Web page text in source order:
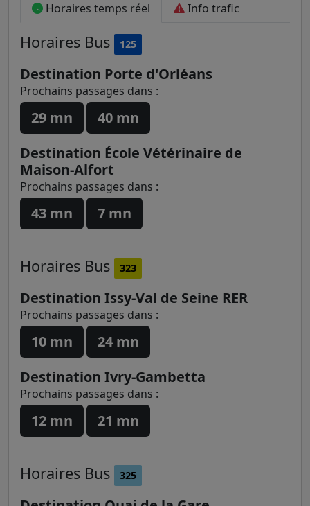
Horaires temps réel Info trafic
Horaires Bus 125
Destination Porte d'Orléans
Prochains passages dans :
29 mn
40 mn
Destination École Vétérinaire de
Maison-Alfort
Prochains passages dans :
43 mn 7 mn
Horaires Bus 323
Destination Issy-Val de Seine RER
Prochains passages dans :
10 mn
24 mn
Destination Ivry-Gambetta
Prochains passages dans :
12 mn 21 mn
Horaires Bus 325